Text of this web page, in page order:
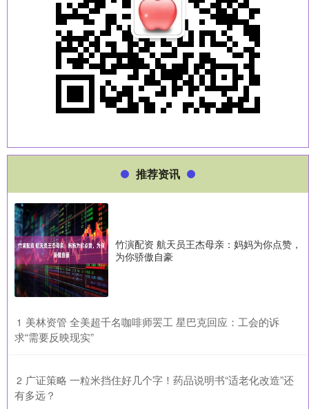
推荐资讯
竹演配资 航天员王杰母亲：妈妈为你点赞，
为你骄傲自豪
1 ​美林资管 全美超千名咖啡师罢工 星巴克回应：工会的诉
求“需要反映现实”
2 ​广证策略 一粒米挡住好几个字！药品说明书“适老化改造”还
有多远？